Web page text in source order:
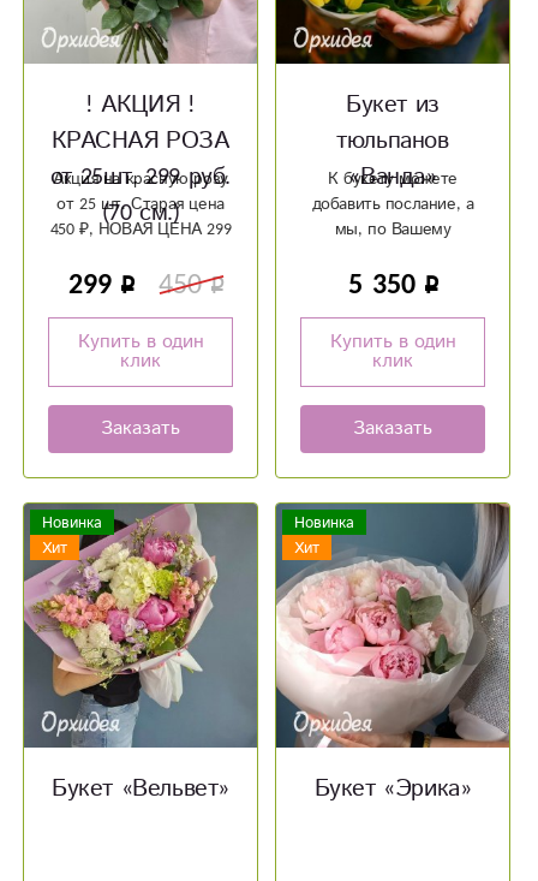
! АКЦИЯ !
КРАСНАЯ РОЗА
от 25шт. 299 руб.
(70 см.)
Акция на красную розу
от 25 шт. Старая цена
450 ₽, НОВАЯ ЦЕНА 299
299 450
Купить в один
клик
Заказать
Букет из
тюльпанов
«Ванда»
К букету можете
добавить послание, а
мы, по Вашему
написать его на
5 350
Купить в один
клик
Заказать
Новинка
Хит
Букет «Вельвет»
Новинка
Хит
Букет «‎Эрика»‎